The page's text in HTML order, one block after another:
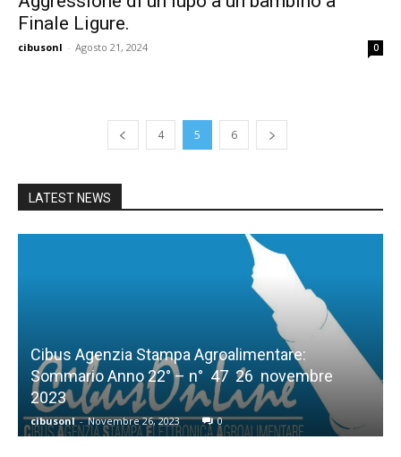
Finale Ligure.
cibusonl - Agosto 21, 2024 0
4 5 6
LATEST NEWS
Cibus Agenzia Stampa Agroalimentare:
Sommario Anno 22° – n° 47 26 novembre
2023
cibusonl - Novembre 26, 2023 0